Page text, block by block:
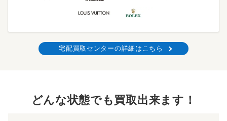
宅配買取センターの詳細はこちら
どんな状態でも買取出来ます！